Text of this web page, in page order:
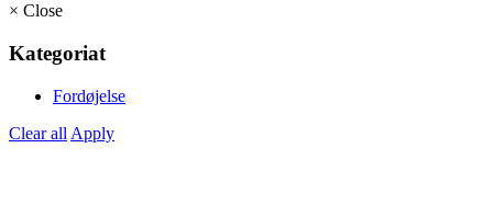
× Close
Kategoriat
Fordøjelse
Clear all Apply